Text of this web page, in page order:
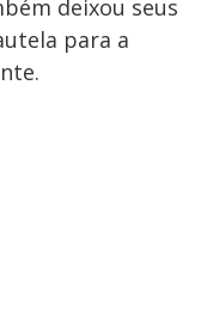
deixou seus
para a